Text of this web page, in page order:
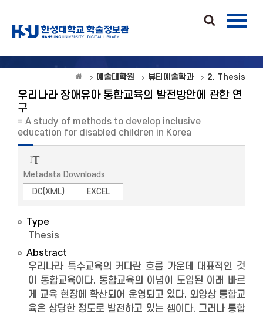
예술대학원 뷰티예술학과 2. Thesis
우리나라 장애유아 통합교육의 발전방안에 관한 연
구
= A study of methods to develop inclusive
education for disabled children in Korea
Metadata Downloads
DC(XML)
EXCEL
Type
Thesis
Abstract
우리나라 특수교육의 커다란 흐름 가운데 대표적인 것
이 통합교육이다. 통합교육의 이념이 도입된 이래 빠르
게 교육 현장에 확산되어 운영되고 있다. 외양상 통합교
육은 상당한 정도로 발전하고 있는 셈이다. 그러나 통합